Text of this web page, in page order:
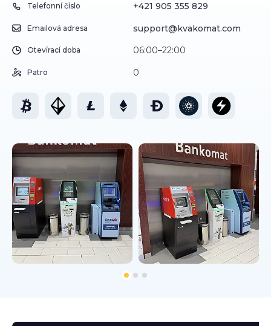
Telefonní číslo +421 905 355 829
Emailová adresa support@kvakomat.com
Otevírací doba 06:00–22:00
Patro 0